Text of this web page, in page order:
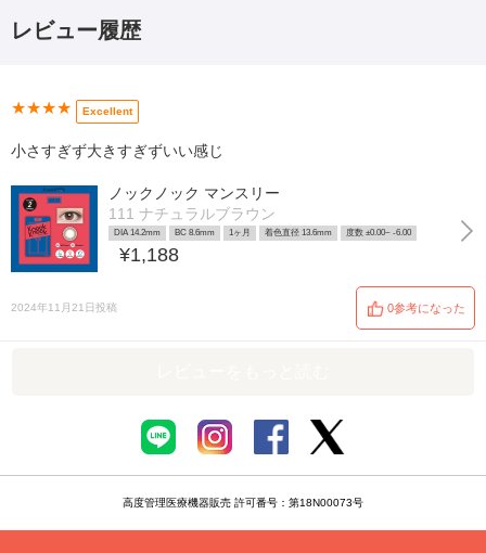
レビュー履歴
★★★★ Excellent
小さすぎず大きすぎずいい感じ
ノックノック マンスリー
111 ナチュラルブラウン
DIA 14.2mm BC 8.6mm 1ヶ月 着色直径 13.6mm 度数 ±0.00~ -6.00
¥1,188
2024年11月21日投稿 0参考になった
高度管理医療機器販売 許可番号：第18N00073号